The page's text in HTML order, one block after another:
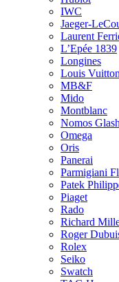
IWC
Jaeger-
Laurent
L’Epée 1839
Longines
Louis Vuitton
MB&F
Mido
Montblanc
Nomos
Omega
Oris
Panerai
Parmigiani
Patek
Piaget
Rado
Richard
Roger
Rolex
Seiko
Swatch